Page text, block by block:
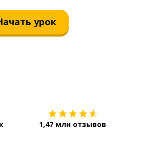
урок
1,47 млн отзывов